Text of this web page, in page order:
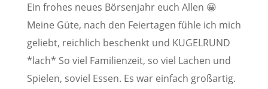
Ein frohes neues Börsenjahr euch Allen 😀
Meine Güte, nach den Feiertagen fühle ich mich
geliebt, reichlich beschenkt und KUGELRUND
*lach* So viel Familienzeit, so viel Lachen und
Spielen, soviel Essen. Es war einfach großartig.